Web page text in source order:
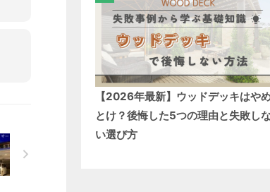
【2026年最新】ウッドデッキはや
とけ？後悔した5つの理由と失敗し
い選び方